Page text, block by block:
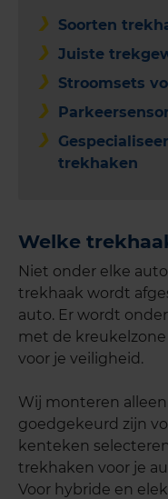
Soorten
Juiste
Stroomsets
trekhaken
Welke
Niet onder elke
trekhaak wordt
auto. Er wordt
met de
voor je veiligheid.
Wij monteren
goedgekeurd zijn
kenteken
trekhaken voor je
Voor hybride en